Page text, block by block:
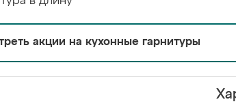
акции на кухонные гарнитуры